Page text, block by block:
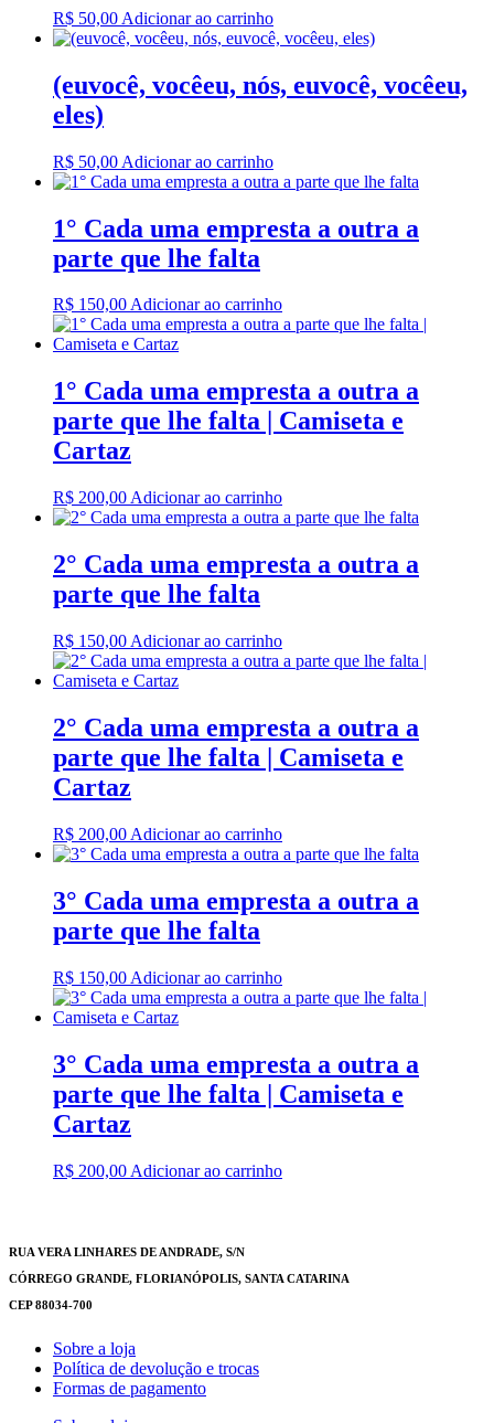
R$ 50,00 Adicionar ao carrinho
(euvocê, vocêeu, nós, euvocê, vocêeu,
eles)
R$ 50,00 Adicionar ao carrinho
1° Cada uma empresta a outra a
parte que lhe falta
R$ 150,00Adicionar ao carrinho
1° Cada uma empresta a outra a
parte que lhe falta | Camiseta e
Cartaz
R$ 200,00 Adicionar ao carrinho
2° Cada uma empresta a outra a
parte que lhe falta
R$ 150,00 Adicionar ao carrinho
2° Cada uma empresta a outra a
parte que lhe falta | Camiseta e
Cartaz
R$ 200,00 Adicionar ao carrinho
3° Cada uma empresta a outra a
parte que lhe falta
R$ 150,00 Adicionar ao carrinho
3° Cada uma empresta a outra a
parte que lhe falta | Camiseta e
Cartaz
R$ 200,00 Adicionar ao carrinho
RUA VERA LINHARES DE ANDRADE, S/N
CÓRREGO GRANDE, FLORIANÓPOLIS, SANTA CATARINA
CEP 88034-700
Sobre a loja
Política de devolução e trocas
Formas de pagamento